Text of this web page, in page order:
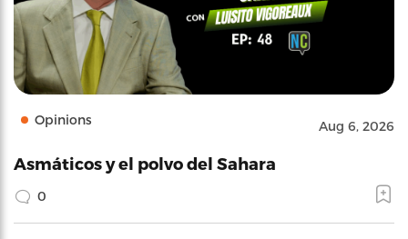
Opinions Aug 6, 2026
Asmáticos y el polvo del Sahara
0